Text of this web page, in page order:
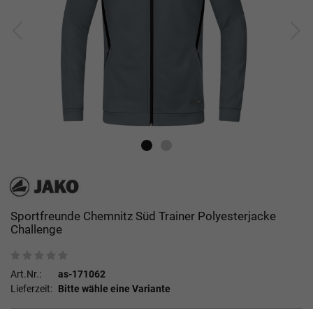
Sportfreunde Chemnitz Süd Trainer Polyesterjacke
Challenge
Art.Nr.:
as-171062
Lieferzeit: Bitte wähle eine Variante